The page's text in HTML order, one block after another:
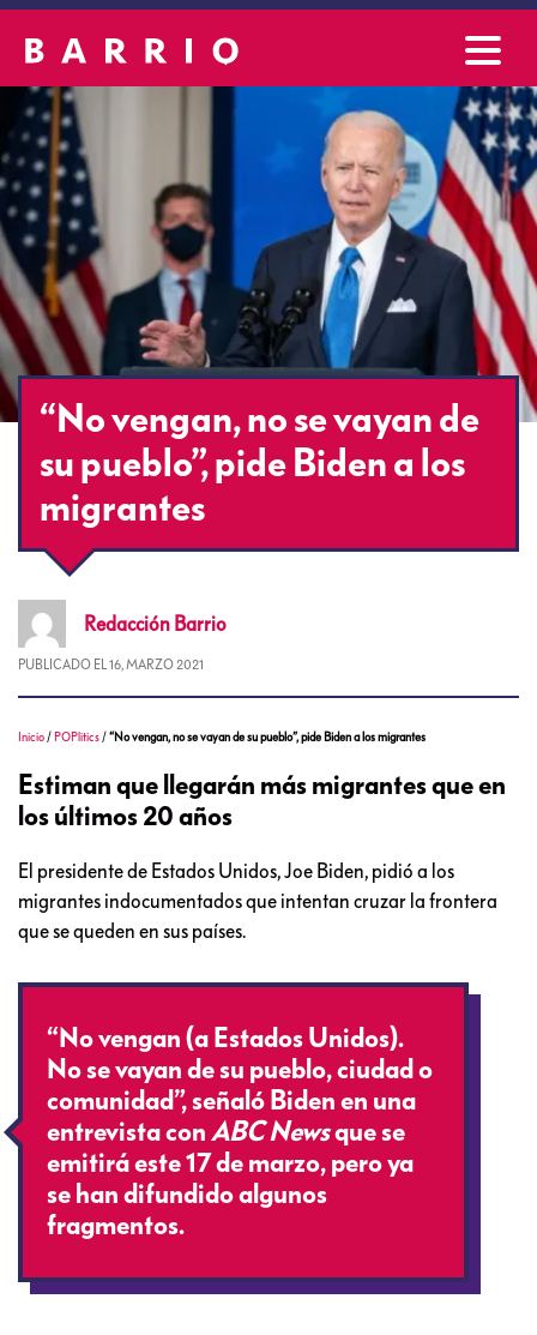
“No vengan, no se vayan de
su pueblo”, pide Biden a los
migrantes
Redacción Barrio
PUBLICADO EL 16, MARZO 2021
Inicio / POPlitics /“No vengan, no se vayan de su pueblo”, pide Biden a los migrantes
Estiman que llegarán más migrantes que en
los últimos 20 años
El presidente de Estados Unidos, Joe Biden, pidió a los
migrantes indocumentados que intentan cruzar la frontera
que se queden en sus países.
“No vengan (a Estados Unidos).
No se vayan de su pueblo, ciudad o
comunidad”, señaló Biden en una
entrevista con ABC Newsque se
emitirá este 17 de marzo, pero ya
se han difundido algunos
fragmentos.